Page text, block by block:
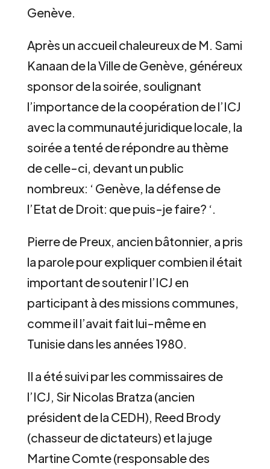
Genève.
Après un accueil chaleureux de M. Sami
Kanaan de la Ville de Genève, généreux
sponsor de la soirée, soulignant
l’importance de la coopération de l’ICJ
avec la communauté juridique locale, la
soirée a tenté de répondre au thème
de celle-ci, devant un public
nombreux: ‘ Genève, la défense de
l’Etat de Droit: que puis-je faire? ‘.
Pierre de Preux, ancien bâtonnier, a pris
la parole pour expliquer combien il était
important de soutenir l’ICJ en
participant à des missions communes,
comme il l’avait fait lui-même en
Tunisie dans les années 1980.
Il a été suivi par les commissaires de
l’ICJ, Sir Nicolas Bratza (ancien
président de la CEDH), Reed Brody
(chasseur de dictateurs) et la juge
Martine Comte (responsable des